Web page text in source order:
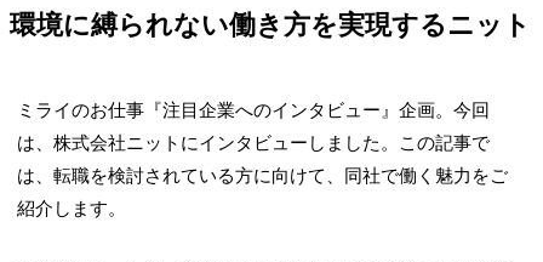
環境に縛られない働き方を実現するニット
ミライのお仕事『注目企業へのインタビュー』企画。今回
は、株式会社ニットにインタビューしました。この記事で
は、転職を検討されている方に向けて、同社で働く魅力をご
紹介します。